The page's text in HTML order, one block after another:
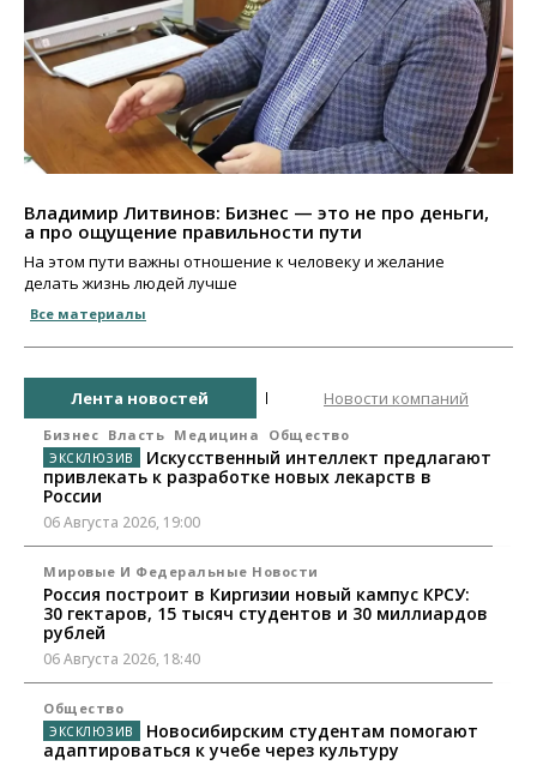
Владимир Литвинов: Бизнес — это не про деньги,
а про ощущение правильности пути
На этом пути важны отношение к человеку и желание
делать жизнь людей лучше
Все материалы
Лента новостей Новости компаний
Бизнес Власть Медицина Общество
Искусственный интеллект предлагают
привлекать к разработке новых лекарств в
России
06 Августа 2026, 19:00
Мировые И Федеральные Новости
Россия построит в Киргизии новый кампус КРСУ:
30 гектаров, 15 тысяч студентов и 30 миллиардов
рублей
06 Августа 2026, 18:40
Общество
Новосибирским студентам помогают
адаптироваться к учебе через культуру